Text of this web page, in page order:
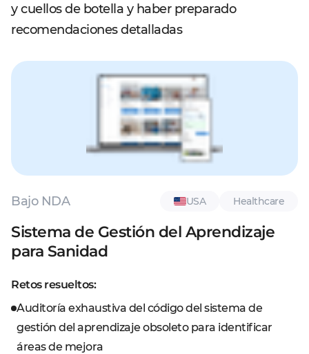
y cuellos de botella y haber preparado
recomendaciones detalladas
Bajo NDA USA Healthcare
Sistema de Gestión del Aprendizaje
para Sanidad
Retos resueltos:
Auditoría exhaustiva del código del sistema de
gestión del aprendizaje obsoleto para identificar
áreas de mejora